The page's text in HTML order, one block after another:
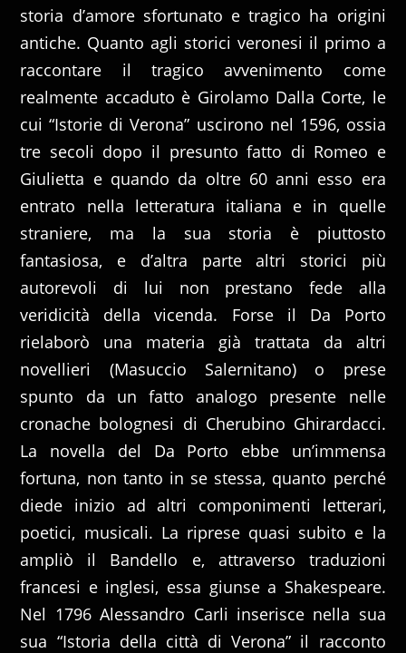
storia d’amore sfortunato e tragico ha origini
antiche. Quanto agli storici veronesi il primo a
raccontare il tragico avvenimento come
realmente accaduto è Girolamo Dalla Corte, le
cui “Istorie di Verona” uscirono nel 1596, ossia
tre secoli dopo il presunto fatto di Romeo e
Giulietta e quando da oltre 60 anni esso era
entrato nella letteratura italiana e in quelle
straniere, ma la sua storia è piuttosto
fantasiosa, e d’altra parte altri storici più
autorevoli di lui non prestano fede alla
veridicità della vicenda. Forse il Da Porto
rielaborò una materia già trattata da altri
novellieri (Masuccio Salernitano) o prese
spunto da un fatto analogo presente nelle
cronache bolognesi di Cherubino Ghirardacci.
La novella del Da Porto ebbe un’immensa
fortuna, non tanto in se stessa, quanto perché
diede inizio ad altri componimenti letterari,
poetici, musicali. La riprese quasi subito e la
ampliò il Bandello e, attraverso traduzioni
francesi e inglesi, essa giunse a Shakespeare.
Nel 1796 Alessandro Carli inserisce nella sua
sua “Istoria della città di Verona” il racconto